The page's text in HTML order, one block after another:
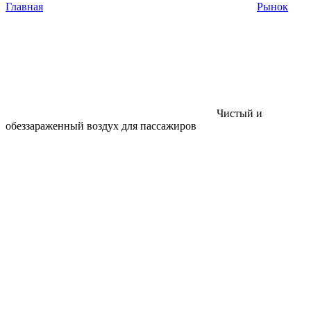
Главная Рынок
Чистый и
обеззараженный воздух для пассажиров